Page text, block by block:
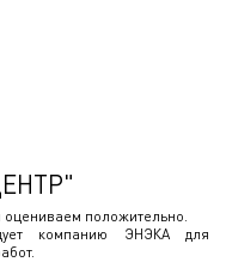
оцениваем положительно.
компанию ЭНЭКА для